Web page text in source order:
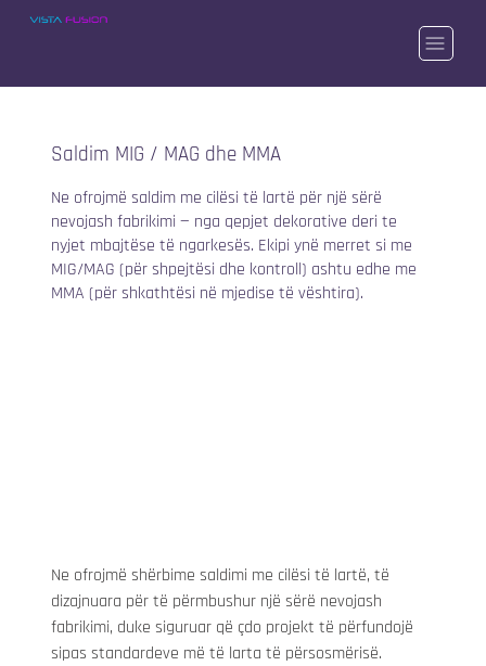
Saldim MIG / MAG dhe MMA
Ne ofrojmë saldim me cilësi të lartë për një sërë
nevojash fabrikimi — nga qepjet dekorative deri te
nyjet mbajtëse të ngarkesës. Ekipi ynë merret si me
MIG/MAG (për shpejtësi dhe kontroll) ashtu edhe me
MMA (për shkathtësi në mjedise të vështira).
Ne ofrojmë shërbime saldimi me cilësi të lartë, të
dizajnuara për të përmbushur një sërë nevojash
fabrikimi, duke siguruar që çdo projekt të përfundojë
sipas standardeve më të larta të përsosmërisë.